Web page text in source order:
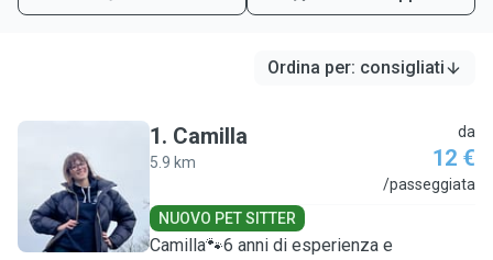
Ordina per: consigliati
C
1. Camilla
5.9 km
da
12 €
/passeggiata
NUOVO PET SITTER
Camilla🐾6 anni di esperienza e